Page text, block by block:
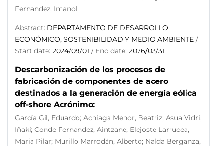
Fernandez, Imanol
Abstract: DEPARTAMENTO DE DESARROLLO
ECONÓMICO, SOSTENIBILIDAD Y MEDIO AMBIENTE /
Start date: 2024/09/01 / End date: 2026/03/31
Descarbonización de los procesos de
fabricación de componentes de acero
destinados a la generación de energía eólica
off-shore Acrónimo:
García Gil, Eduardo; Achiaga Menor, Beatriz; Asua Vidri,
Iñaki; Conde Fernandez, Aintzane; Elejoste Larrucea,
Maria Pilar; Murillo Marrodán, Alberto; Nalda Berganza,